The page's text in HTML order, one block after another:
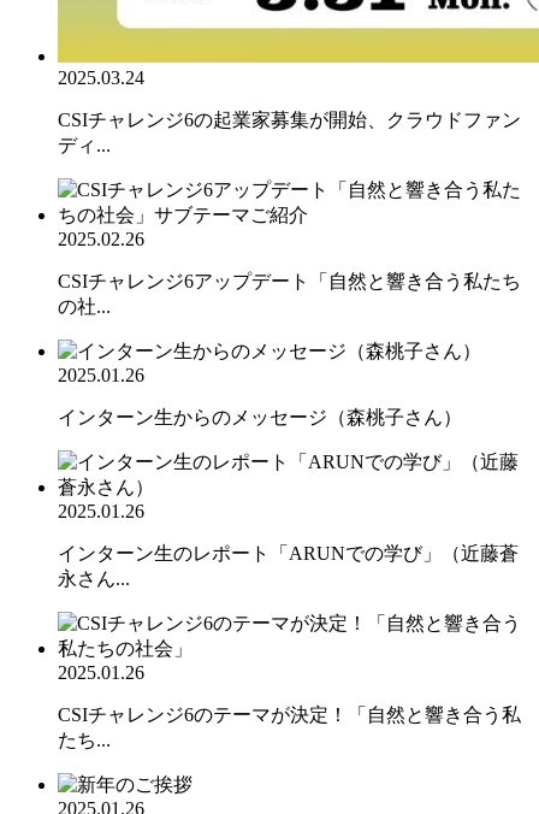
2025.03.24
CSIチャレンジ6の起業家募集が開始、クラウドファン
ディ...
2025.02.26
CSIチャレンジ6アップデート「自然と響き合う私たち
の社...
2025.01.26
インターン生からのメッセージ（森桃子さん）
2025.01.26
インターン生のレポート「ARUNでの学び」（近藤蒼
永さん...
2025.01.26
CSIチャレンジ6のテーマが決定！「自然と響き合う私
たち...
2025.01.26